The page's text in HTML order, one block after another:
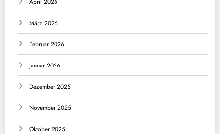
April 2026
März 2026
Februar 2026
Januar 2026
Dezember 2025
November 2025
Oktober 2025